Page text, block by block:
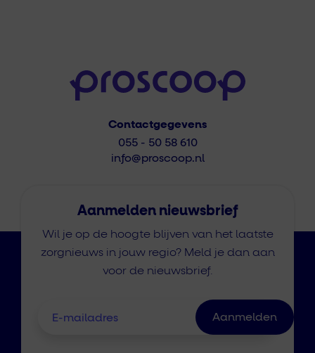
Contactgegevens
055 - 50 58 610
info@proscoop.nl
Aanmelden nieuwsbrief
Wil je op de hoogte blijven van het laatste
zorgnieuws in jouw regio? Meld je dan aan
voor de nieuwsbrief.